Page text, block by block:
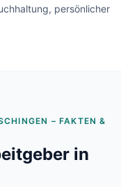
persönlicher
– FAKTEN &
in